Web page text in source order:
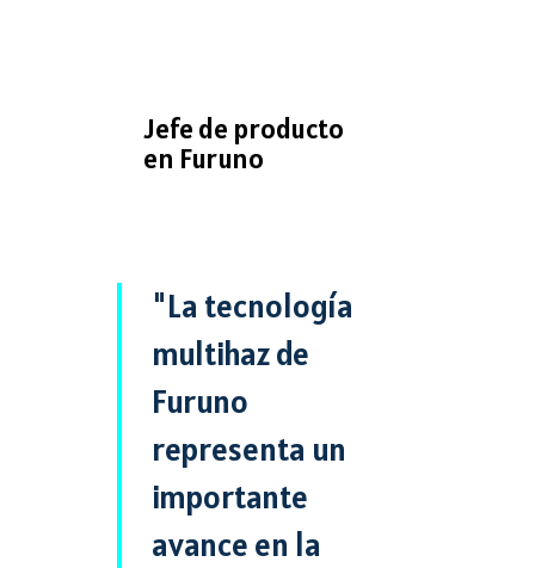
Jefe de producto
en Furuno
"La tecnología
multihaz de
Furuno
representa un
importante
avance en la